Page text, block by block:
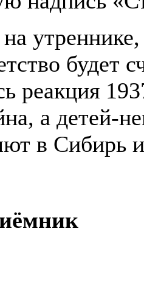
будет
реакция
а детей-
в